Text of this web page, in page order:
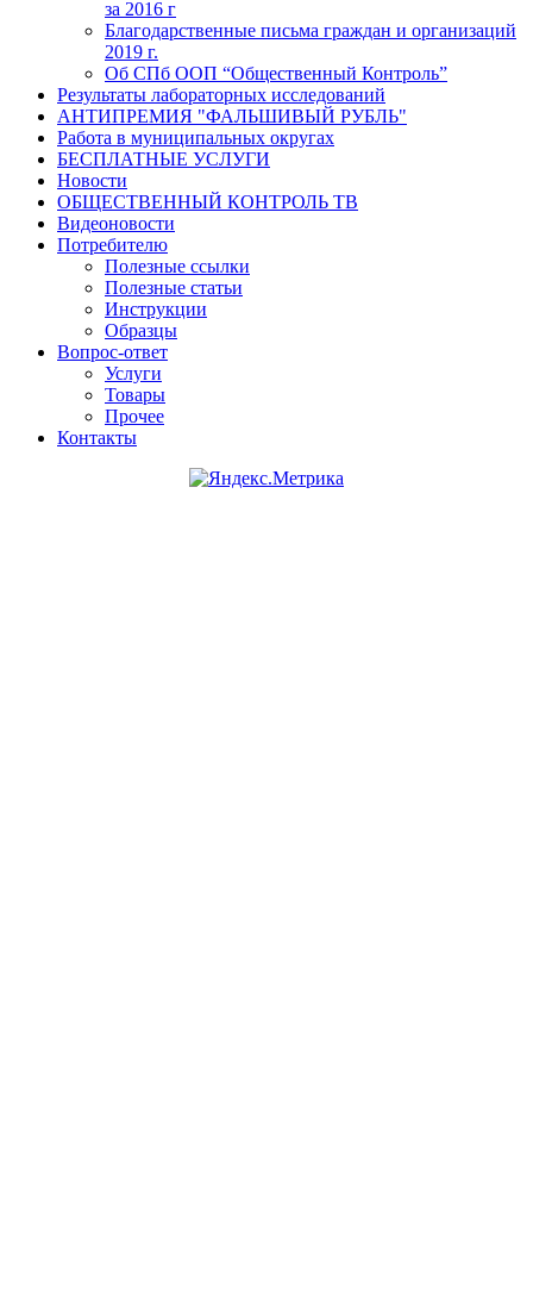
за 2016 г
Благодарственные письма граждан и организаций
2019 г.
Об СПб ООП “Общественный Контроль”
Результаты лабораторных исследований
АНТИПРЕМИЯ "ФАЛЬШИВЫЙ РУБЛЬ"
Работа в муниципальных округах
БЕСПЛАТНЫЕ УСЛУГИ
Новости
ОБЩЕСТВЕННЫЙ КОНТРОЛЬ ТВ
Видеоновости
Потребителю
Полезные ссылки
Полезные статьи
Инструкции
Образцы
Вопрос-ответ
Услуги
Товары
Прочее
Контакты